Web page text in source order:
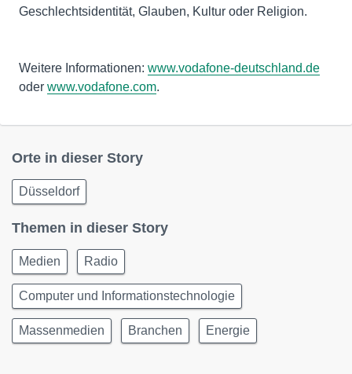
Geschlechtsidentität, Glauben, Kultur oder Religion.
Weitere Informationen: www.vodafone-deutschland.de
oder www.vodafone.com.
Orte in dieser Story
Düsseldorf
Themen in dieser Story
Medien Radio
Computer und Informationstechnologie
Massenmedien Branchen Energie